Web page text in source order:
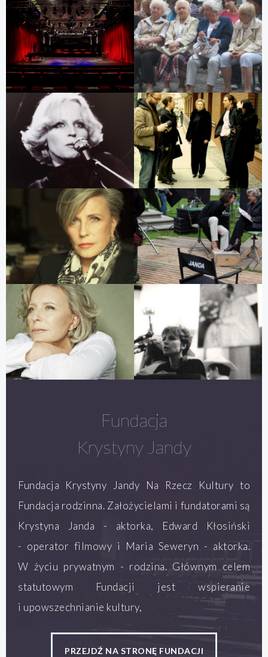
Fundacja
Krystyny Jandy
Fundacja Krystyny Jandy Na Rzecz Kultury to
Fundacja rodzinna. Założycielami i fundatorami są
Krystyna Janda - aktorka, Edward Kłosiński
- operator filmowy i Maria Seweryn - aktorka.
W życiu prywatnym - rodzina. Głównym celem
statutowym Fundacji jest wspieranie
i upowszechnianie kultury,
PRZEJDŹ NA STRONĘ FUNDACJI